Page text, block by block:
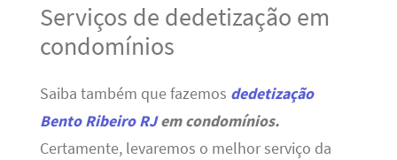
Serviços de dedetização em
condomínios
Saiba também que fazemos dedetização
Bento Ribeiro RJem condomínios.
Certamente, levaremos o melhor serviço da